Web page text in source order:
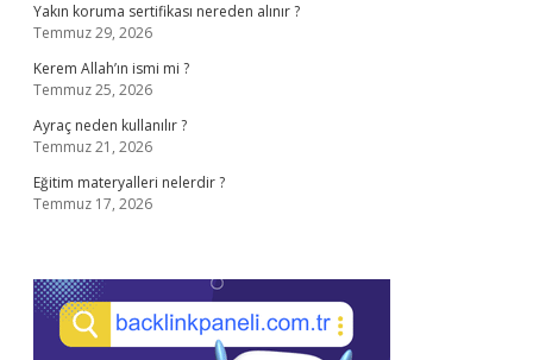
Yakın koruma sertifikası nereden alınır ?
Temmuz 29, 2026
Kerem Allah’ın ismi mi ?
Temmuz 25, 2026
Ayraç neden kullanılır ?
Temmuz 21, 2026
Eğitim materyalleri nelerdir ?
Temmuz 17, 2026